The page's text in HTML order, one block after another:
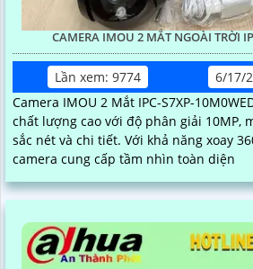
CAMERA IMOU 2 MẮT NGOÀI TRỜI
Lần xem: 9774
6/17/
Camera IMOU 2 Mắt IPC-S7XP-
chất lượng cao với độ phân giải 10MP,
sắc nét và chi tiết. Với khả năng xoay 360 độ và góc quay lớn,
camera cung cấp tầm nhìn toàn diện